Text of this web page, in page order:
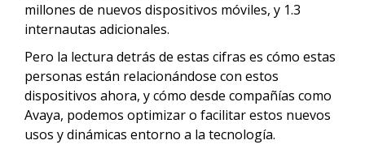
millones de nuevos dispositivos móviles, y 1.3
internautas adicionales.
Pero la lectura detrás de estas cifras es cómo estas
personas están relacionándose con estos
dispositivos ahora, y cómo desde compañías como
Avaya, podemos optimizar o facilitar estos nuevos
usos y dinámicas entorno a la tecnología.